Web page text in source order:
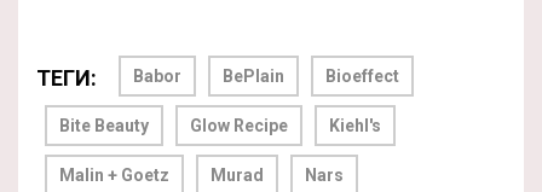
ТЕГИ: Babor BePlain Bioeffect
Bite Beauty Glow Recipe Kiehl's
Malin + Goetz Murad Nars